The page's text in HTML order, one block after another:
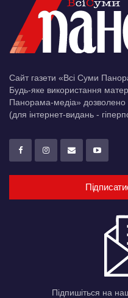
Сайт газети «Всі Суми
Будь-яке використання
Панорама-медіа» дозволено
(для інтернет-видань -
Підпишіться на